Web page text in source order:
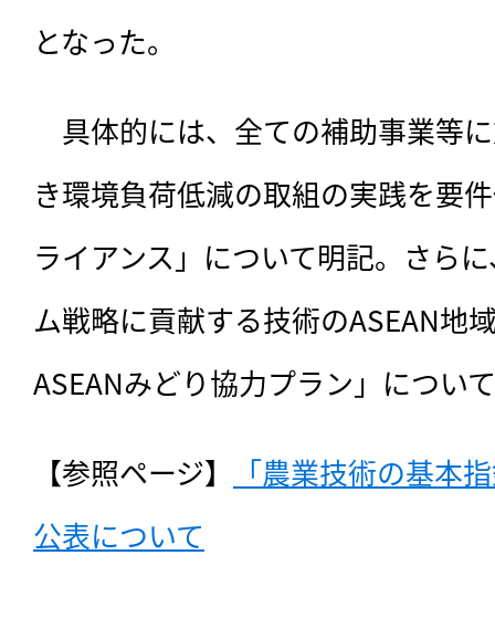
となった。
具体的には、全ての補助事業等
き環境負荷低減の取組の実践を要
ライアンス」について明記。さら
ム戦略に貢献する技術のASEAN地
ASEANみどり協力プラン」につい
【参照ページ】
「農業技術の基本
公表について